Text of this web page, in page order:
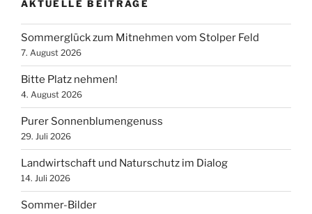
AKTUELLE BEITRÄGE
Sommerglück zum Mitnehmen vom Stolper Feld
7. August 2026
Bitte Platz nehmen!
4. August 2026
Purer Sonnenblumengenuss
29. Juli 2026
Landwirtschaft und Naturschutz im Dialog
14. Juli 2026
Sommer-Bilder